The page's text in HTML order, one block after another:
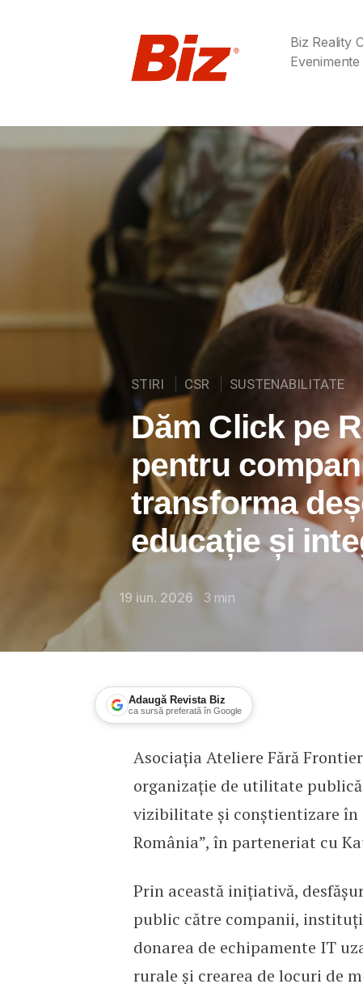
Biz Reality
Evenimente
STIRI CSR SUSTENABILITATE
Dăm Click pe
pentru
transforma
educație și
19 iun. 2026 3 min
Adaugă Revista Biz
ca sursă preferată în Google
Dăm Click pe
Asociația Ateliere Fără
organizație de utilitate
vizibilitate și conștientizare în
România”, în parteneriat cu
Prin această inițiativă,
public către companii,
donarea de echipamente IT
rurale și crearea de locuri de